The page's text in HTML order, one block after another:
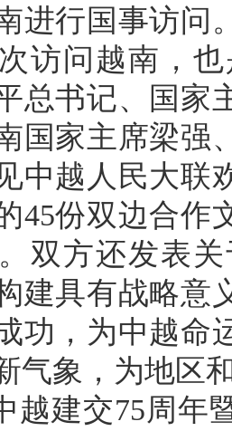
进行国事访问
访问越南，
总书记、国家
国家主席梁强
中越人民大联
45份双边合作
双方还发表
建具有战略意
功，为中越命
气象，为地区
越建交75周年